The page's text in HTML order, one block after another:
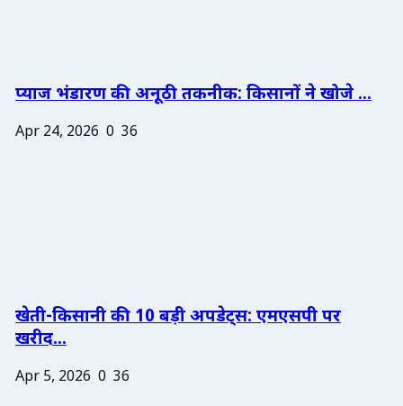
प्याज भंडारण की अनूठी तकनीक: किसानों ने खोजे ...
Apr 24, 2026 0 36
खेती-किसानी की 10 बड़ी अपडेट्स: एमएसपी पर
खरीद...
Apr 5, 2026 0 36